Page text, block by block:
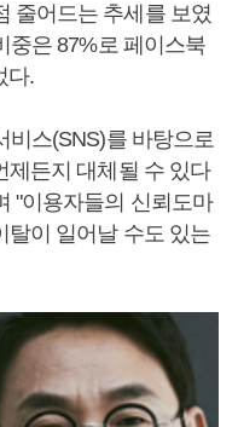
줄어드는 추세를 보였
중은 87%로 페이스북
다.
비스(SNS)를 바탕으로
제든지 대체될 수 있다
"이용자들의 신뢰도마
탈이 일어날 수도 있는